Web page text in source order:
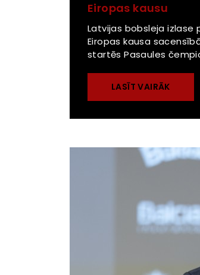
Eiropas kausu
Latvijas bobsleja izlase
Eiropas kausa
startēs Pasaules
LASĪT VAIRĀK